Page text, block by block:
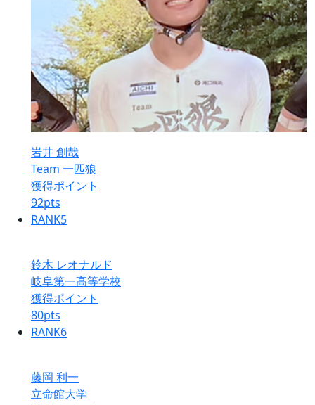
岩井 創哉
Team 一匹狼
獲得ポイント
92pts
RANK5
鈴木 レオナルド
岐阜第一高等学校
獲得ポイント
80pts
RANK6
藤岡 利一
立命館大学